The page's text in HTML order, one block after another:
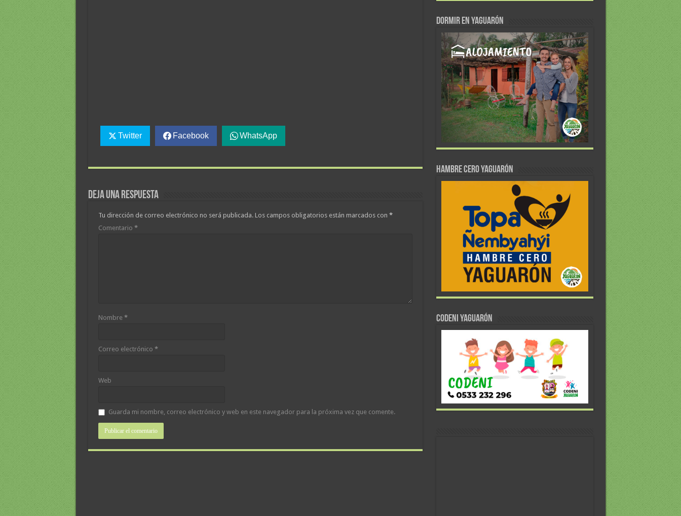
Twitter Facebook WhatsApp
Deja una respuesta
Tu dirección de correo electrónico no será publicada. Los campos obligatorios están marcados con *
Comentario *
Nombre *
Correo electrónico *
Web
Guarda mi nombre, correo electrónico y web en este navegador para la próxima vez que comente.
DORMIR EN YAGUARÓN
Hambre Cero Yaguarón
CODENI YAGUARÓN